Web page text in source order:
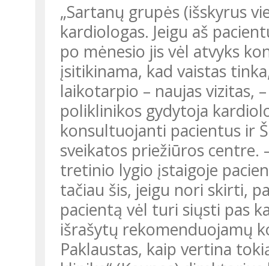
„Sartanų grupės (išskyrus
kardiologas. Jeigu aš
po mėnesio jis vėl atvyks
įsitikinama, kad vaistas
laikotarpio – naujas vizitas,
poliklinikos gydytoja
konsultuojanti pacientus ir
sveikatos priežiūros
tretinio lygio įstaigoje
tačiau šis, jeigu nori skirti,
pacientą vėl turi siųsti pas
išrašytų rekomenduojamų
Paklaustas, kaip vertina